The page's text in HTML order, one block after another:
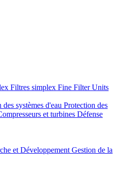
Filtres simplex Fine Filter Units
des systèmes d'eau Protection des
et turbines Défense
et Développement Gestion de la